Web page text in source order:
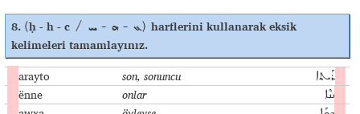
8. (ḥ - h - c / ܥ - ܗ - ܚ) harflerini kullanarak eksik
kelimeleri tamamlayınız.
arayto son, sonuncu ܪܰܝܬܐ
ënne onlar ܢܢܶܐ